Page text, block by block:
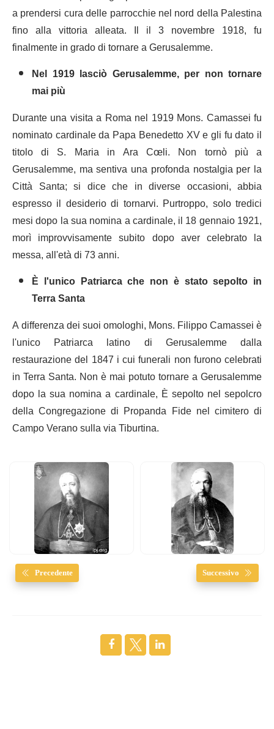
a prendersi cura delle parrocchie nel nord della Palestina
fino alla vittoria alleata. Il il 3 novembre 1918, fu
finalmente in grado di tornare a Gerusalemme.
Nel 1919 lasciò Gerusalemme, per non tornare
mai più
Durante una visita a Roma nel 1919 Mons. Camassei fu
nominato cardinale da Papa Benedetto XV e gli fu dato il
titolo di S. Maria in Ara Cœli. Non tornò più a
Gerusalemme, ma sentiva una profonda nostalgia per la
Città Santa; si dice che in diverse occasioni, abbia
espresso il desiderio di tornarvi. Purtroppo, solo tredici
mesi dopo la sua nomina a cardinale, il 18 gennaio 1921,
morì improvvisamente subito dopo aver celebrato la
messa, all'età di 73 anni.
È l'unico Patriarca che non è stato sepolto in
Terra Santa
A differenza dei suoi omologhi, Mons. Filippo Camassei è
l'unico Patriarca latino di Gerusalemme dalla
restaurazione del 1847 i cui funerali non furono celebrati
in Terra Santa. Non è mai potuto tornare a Gerusalemme
dopo la sua nomina a cardinale, È sepolto nel sepolcro
della Congregazione di Propanda Fide nel cimitero di
Campo Verano sulla via Tiburtina.
Precedente Successivo